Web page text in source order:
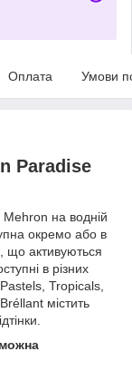
Оплата Умови
Paradise
Mehron на водній
окремо або в
що активуються
в різних
Tropicals,
містить